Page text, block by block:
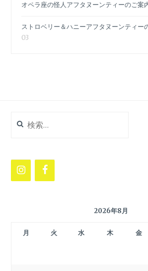
オペラ座の怪人アフタヌーンティーのご案
ストロベリー＆ハニーアフタヌーンティー
03
索:
2026年8月
月 火 水 木 金